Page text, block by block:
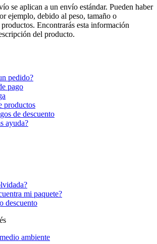
se aplican a un envío estándar. Pueden haber
ejemplo, debido al peso, tamaño o
Encontrarás esta información
del producto.
pedido?
pago
productos
de descuento
ayuda?
mi paquete?
descuento
ambiente